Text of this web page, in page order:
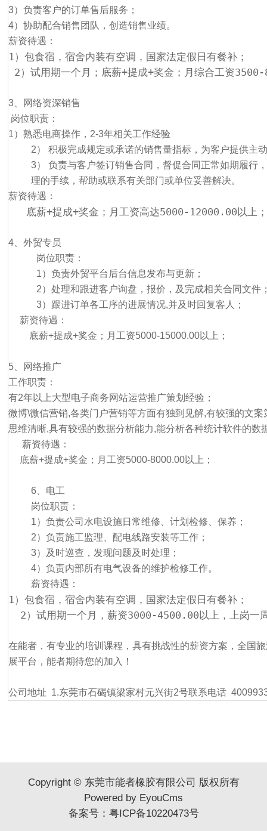
3）负责客户的订单售后服务；
4）协助配合销售团队，创造销售业绩。
薪资待遇：
1）包食宿，宿舍内装有空调，国家法定假日有餐补；
2）试用期一个月；底薪+提成+奖金；月综合工资
3、网络资深销售
岗位职责：
1）熟悉电商操作，2-3年相关工作经验
2） 积极完成规定或承诺的销售量指标，为客户提供主
3） 负责与客户签订销售合同，督促合同正常如期履行
理的手续，帮助或联系有关部门或单位妥善解决。
薪资待遇：
底薪+提成+奖金；月工资高达5000-12000.00以上；
4、外贸专员
岗位职责：
1）负责外贸平台后台信息发布与更新；
2）处理和跟进客户询盘，报价，及完成相关合同文件
3）跟进订单各工序的进展情况,并及时回复客人；
薪资待遇：
底薪+提成+奖金；月工资5000-15000.00以上；
5、网络推广
工作职责：
有2年以上大型电子商务网站运营推广策划经验；
微博\微信营销,各类门户营销等方面有独到见解,有较强的文
思维清晰,具有较强的数据分析能力,能分析各种统计软件的数
薪资待遇：
底薪+提成+奖金；月工资5000-8000.00以上；
6、电工
岗位职责：
1）负责公司水电设施日常维修、计划检修、保养；
2）负责施工监理、配电线路安装等工作；
3）及时巡查，发现问题及时处理；
4）负责内部所有电气设备的维护检修工作。
薪资待遇：
1）包食宿，宿舍内装有空调，国家法定假日有餐补；
2）试用期一个月，薪资3000-4500.00以上，上岗一
在能者，有专业的培训课程，具有挑战性的薪资方案，全国
展平台，能者期待您的加入！
公司地址 1.东莞市石碣镇梁家村元兴街2号联系电话
Copyright © 东莞市能者橡胶有限公司 版权所有
Powered by EyouCms
备案号： 粤ICP备10220473号